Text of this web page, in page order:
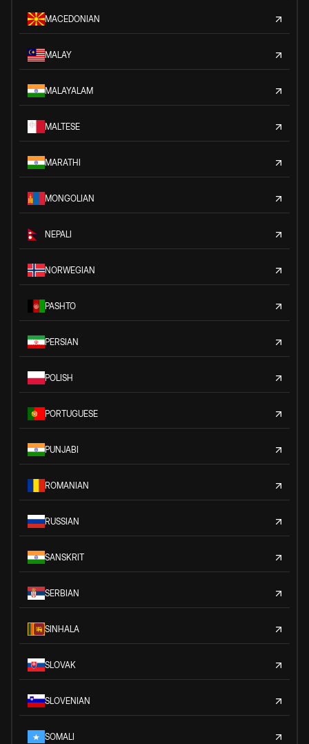
MACEDONIAN
MALAY
MALAYALAM
MALTESE
MARATHI
MONGOLIAN
NEPALI
NORWEGIAN
PASHTO
PERSIAN
POLISH
PORTUGUESE
PUNJABI
ROMANIAN
RUSSIAN
SANSKRIT
SERBIAN
SINHALA
SLOVAK
SLOVENIAN
SOMALI